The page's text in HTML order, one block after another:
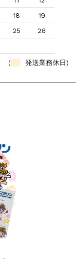
18
19
25
26
( 発送業務休日)